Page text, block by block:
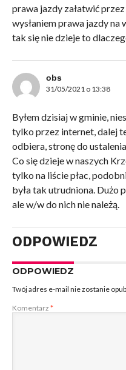
prawa jazdy załatwić
wysłaniem prawa jazdy
tak się nie dzieje to
obs
31/05/2021 o 13:38
Byłem dzisiaj w gminie,
tylko przez internet, dalej
odbiera, stronę do
Co się dzieje w naszych
tylko na liście płac,
była tak utrudniona. Dużo
ale w/w do nich nie należą.
ODPOWIEDZ
ODPOWIEDZ
Twój adres e-mail nie zostanie
Komentarz *